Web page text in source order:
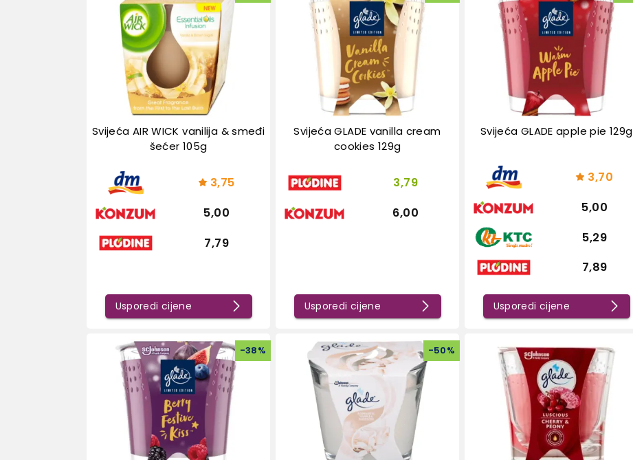
Svijeća AIR WICK vanilija & smeđi
šećer 105g
3,75
5,00
7,79
Usporedi cijene
Svijeća GLADE vanilla cream
cookies 129g
3,79
6,00
Usporedi cijene
Svijeća GLADE apple pie 129g
3,70
5,00
5,29
7,89
Usporedi cijene
-38% -50%